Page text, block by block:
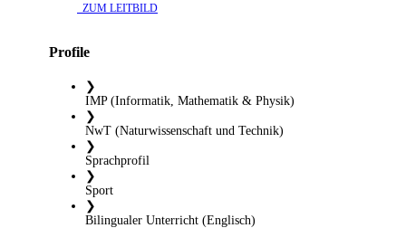
​ ZUM LEITBILD
Profile
❯
IMP (Informatik, Mathematik & Physik)
❯
NwT (Naturwissenschaft und Technik)
❯
Sprachprofil
❯
Sport
❯
Bilingualer Unterricht (Englisch)